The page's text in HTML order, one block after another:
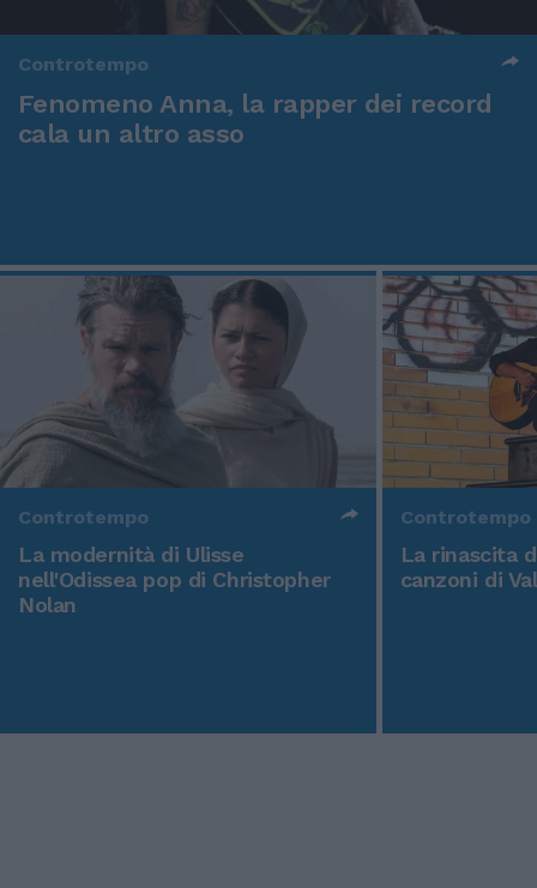
Controtempo
Fenomeno Anna, la rapper dei record
cala un altro asso
Controtempo
La modernità di Ulisse
nell'Odissea pop di Christopher
Nolan
Controtempo
La rinascita
canzoni di